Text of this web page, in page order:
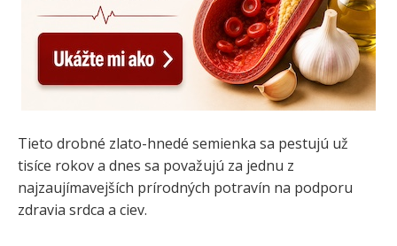
Tieto drobné zlato-hnedé semienka sa pestujú už
tisíce rokov a dnes sa považujú za jednu z
najzaujímavejších prírodných potravín na podporu
zdravia srdca a ciev.